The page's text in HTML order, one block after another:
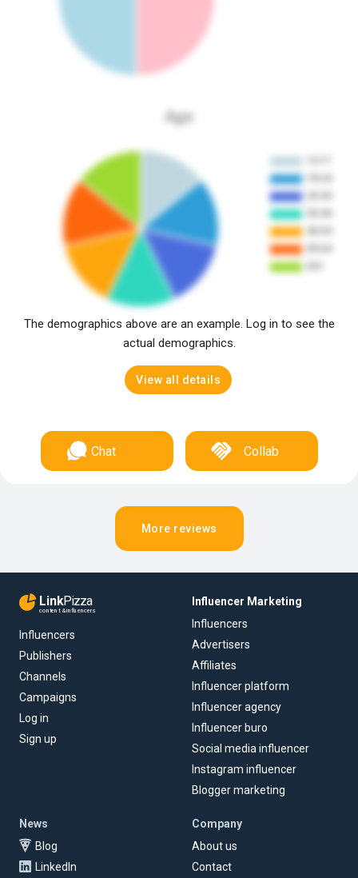
Age
The demographics above are an example. Log in to see the
actual demographics.
View all details
Chat Collab
More reviews
LinkPizza
content & influencers
Influencers
Publishers
Channels
Campaigns
Log in
Sign up
Influencer Marketing
Influencers
Advertisers
Affiliates
Influencer platform
Influencer agency
Influencer buro
Social media influencer
Instagram influencer
Blogger marketing
News
Blog
LinkedIn
Company
About us
Contact